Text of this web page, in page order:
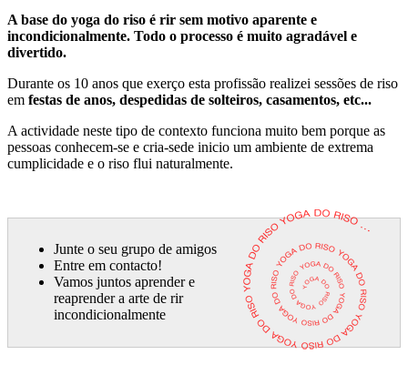
A base do yoga do riso é rir sem motivo aparente e
incondicionalmente. Todo o processo é muito agradável e
divertido.
Durante os 10 anos que exerço esta profissão realizei sessões de riso
em festas de anos, despedidas de solteiros, casamentos, etc...
A actividade neste tipo de contexto funciona muito bem porque as
pessoas conhecem-se e cria-sede inicio um ambiente de extrema
cumplicidade e o riso flui naturalmente.
Junte o seu grupo de amigos
Entre em contacto!
Vamos juntos aprender e
reaprender a arte de rir
incondicionalmente